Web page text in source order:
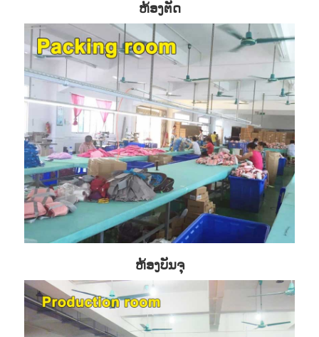
ຫ້ອງຕັດ
ຫ້ອງບັນຈຸ